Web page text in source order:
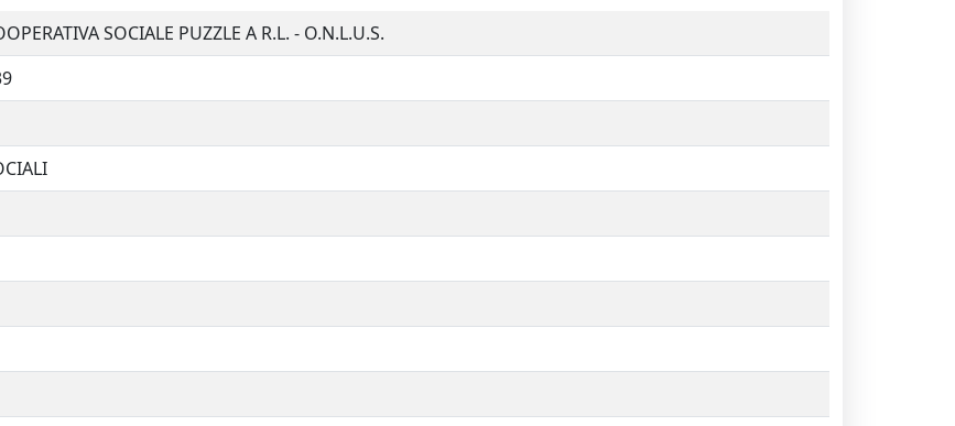
SOCIALE PUZZLE A R.L. - O.N.L.U.S.